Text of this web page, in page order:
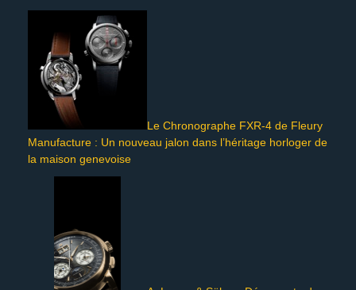
Le Chronographe FXR-4 de Fleury
Manufacture : Un nouveau jalon dans l’héritage horloger de
la maison genevoise